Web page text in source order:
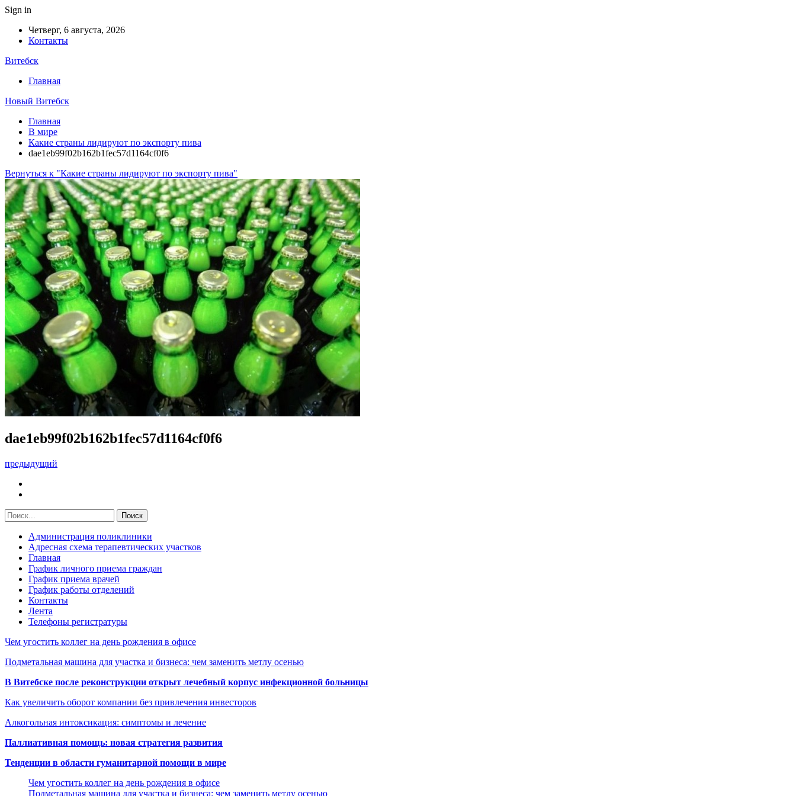
Sign in
Четверг, 6 августа, 2026
Контакты
Витебск
Главная
Новый Витебск
Главная
В мире
Какие страны лидируют по экспорту пива
dae1eb99f02b162b1fec57d1164cf0f6
Вернуться к "Какие страны лидируют по экспорту пива"
dae1eb99f02b162b1fec57d1164cf0f6
предыдущий
Администрация поликлиники
Адресная схема терапевтических участков
Главная
График личного приема граждан
График приема врачей
График работы отделений
Контакты
Лента
Телефоны регистратуры
Чем угостить коллег на день рождения в офисе
Подметальная машина для участка и бизнеса: чем заменить метлу осенью
В Витебске после реконструкции открыт лечебный корпус инфекционной больницы
Как увеличить оборот компании без привлечения инвесторов
Алкогольная интоксикация: симптомы и лечение
Паллиативная помощь: новая стратегия развития
Тенденции в области гуманитарной помощи в мире
Чем угостить коллег на день рождения в офисе
Подметальная машина для участка и бизнеса: чем заменить метлу осенью